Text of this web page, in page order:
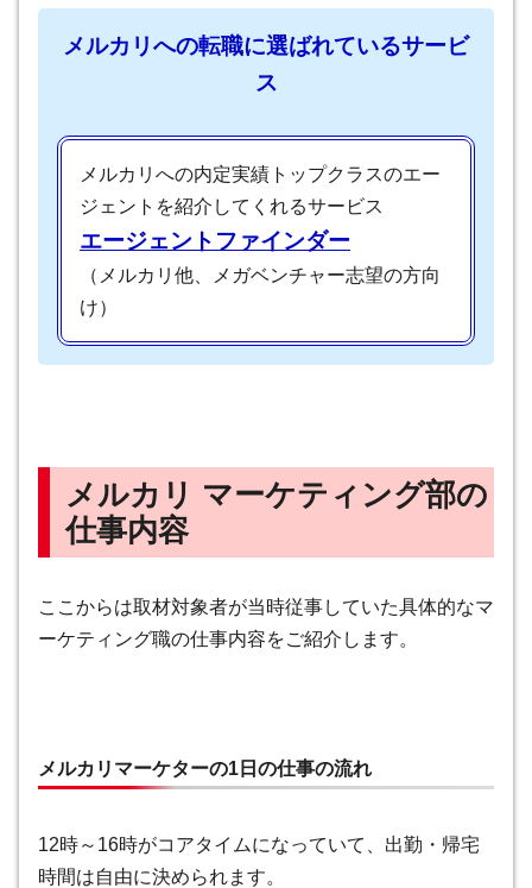
メルカリへの転職に選ばれているサービ
ス
メルカリへの内定実績トップクラスのエー
ジェントを紹介してくれるサービス
エージェントファインダー
（メルカリ他、メガベンチャー志望の方向
け）
メルカリ マーケティング部の
仕事内容
ここからは取材対象者が当時従事していた具体的なマ
ーケティング職の仕事内容をご紹介します。
メルカリマーケターの1日の仕事の流れ
12時～16時がコアタイムになっていて、出勤・帰宅
時間は自由に決められます。